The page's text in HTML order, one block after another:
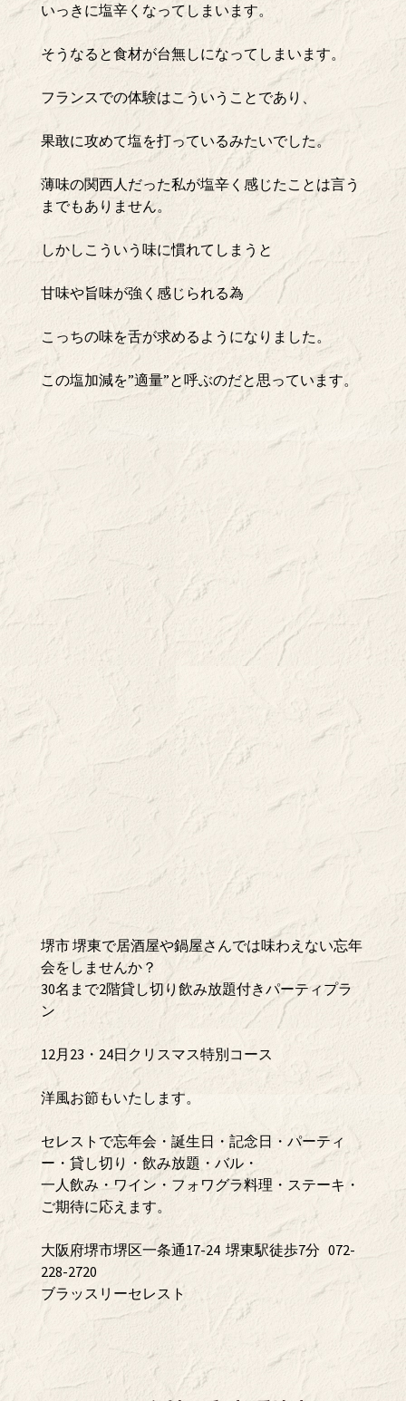
いっきに塩辛くなってしまいます。
そうなると食材が台無しになってしまいます。
フランスでの体験はこういうことであり、
果敢に攻めて塩を打っているみたいでした。
薄味の関西人だった私が塩辛く感じたことは言う
までもありません。
しかしこういう味に慣れてしまうと
甘味や旨味が強く感じられる為
こっちの味を舌が求めるようになりました。
この塩加減を”適量”と呼ぶのだと思っています。
堺市 堺東で居酒屋や鍋屋さんでは味わえない忘年
会をしませんか？
30名まで2階貸し切り飲み放題付きパーティプラ
ン
12月23・24日クリスマス特別コース
洋風お節もいたします。
セレストで忘年会・誕生日・記念日・パーティ
ー・貸し切り・飲み放題・バル・
一人飲み・ワイン・フォワグラ料理・ステーキ・
ご期待に応えます。
大阪府堺市堺区一条通17-24 堺東駅徒歩7分 072-
228-2720
ブラッスリーセレスト